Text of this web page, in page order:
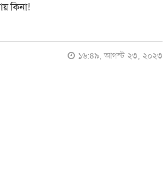
কিনা!
১৬:৪৯, আগস্ট ২৩, ২০২৩